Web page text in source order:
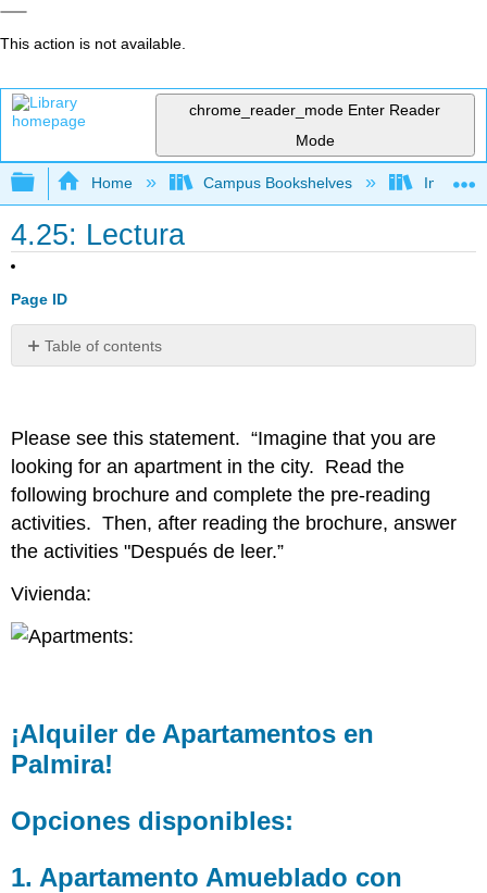
This action is not available.
chrome_reader_mode Enter Reader
Mode
Expand/collapse global hierarchy
Home Campus Bookshelves Imperial
4.25: Lectura
Page ID
Table of contents
en
Palmira!
Opciones
disponibles:
Apartamento
con
Incluidos
Amueblar
con
3.
Sin
Please see this statement. “Imagine that you are
looking for an apartment in the city. Read the
following brochure and complete the pre-reading
activities. Then, after reading the brochure, answer
the activities "Después de leer.”
Vivienda:
¡Alquiler de Apartamentos en
Palmira!
Opciones disponibles:
1. Apartamento Amueblado con